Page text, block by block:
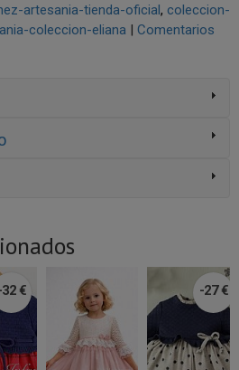
artesania-tienda-oficial coleccion-
coleccion-eliana | Comentarios
€ -27 €